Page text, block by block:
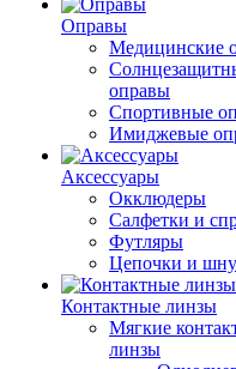
Оправы
Медицинские
оправы
Спортивные
Имиджевые
Аксессуары
Окклюдеры
Салфетки и
Футляры
Цепочки и
Контактные линзы
Мягкие
линзы